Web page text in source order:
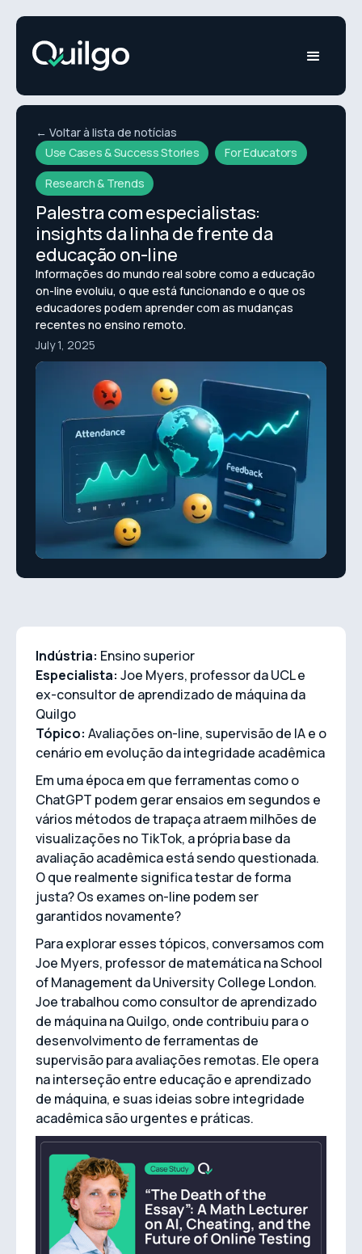
← Voltar à lista de notícias
Use Cases & Success Stories
For Educators
Research & Trends
Palestra com especialistas:
insights da linha de frente da
educação on-line
Informações do mundo real sobre como a educação
on-line evoluiu, o que está funcionando e o que os
educadores podem aprender com as mudanças
recentes no ensino remoto.
July 1, 2025
Indústria: Ensino superior
Especialista: Joe Myers, professor da UCL e
ex-consultor de aprendizado de máquina da
Quilgo
Tópico: Avaliações on-line, supervisão de IA e o
cenário em evolução da integridade acadêmica
Em uma época em que ferramentas como o
ChatGPT podem gerar ensaios em segundos e
vários métodos de trapaça atraem milhões de
visualizações no TikTok, a própria base da
avaliação acadêmica está sendo questionada.
O que realmente significa testar de forma
justa? Os exames on-line podem ser
garantidos novamente?
Para explorar esses tópicos, conversamos com
Joe Myers, professor de matemática na School
of Management da University College London.
Joe trabalhou como consultor de aprendizado
de máquina na Quilgo, onde contribuiu para o
desenvolvimento de ferramentas de
supervisão para avaliações remotas. Ele opera
na interseção entre educação e aprendizado
de máquina, e suas ideias sobre integridade
acadêmica são urgentes e práticas.